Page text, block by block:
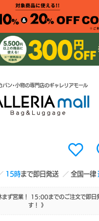
15時まで即日発送 全国一律
バン・小物の専門店のギャレリアモール
まず営業！ 15:00までのご注文で即日
す！ 》